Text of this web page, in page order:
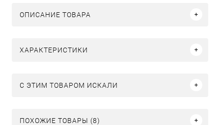
ОПИСАНИЕ ТОВАРА
ХАРАКТЕРИСТИКИ
C ЭТИМ ТОВАРОМ ИСКАЛИ
ПОХОЖИЕ ТОВАРЫ (8)